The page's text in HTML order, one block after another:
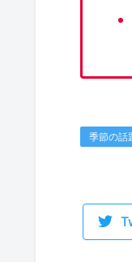
季節の話